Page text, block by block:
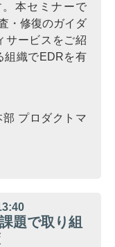
本セミナーで
・修復のガイダ
サービスをご紹
組織でEDRを有
プロダクトマ
題で取り組